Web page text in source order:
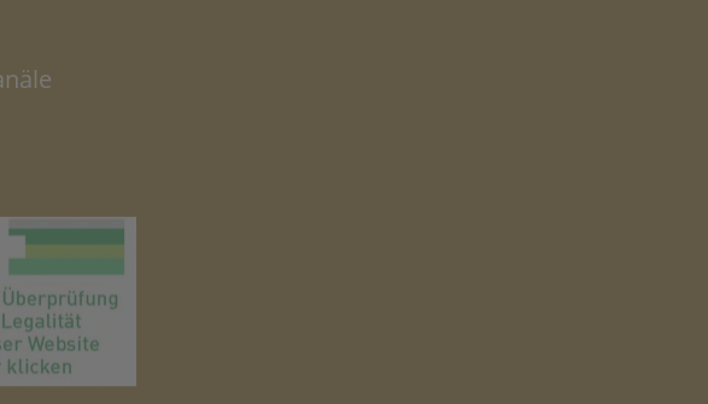
Tab)